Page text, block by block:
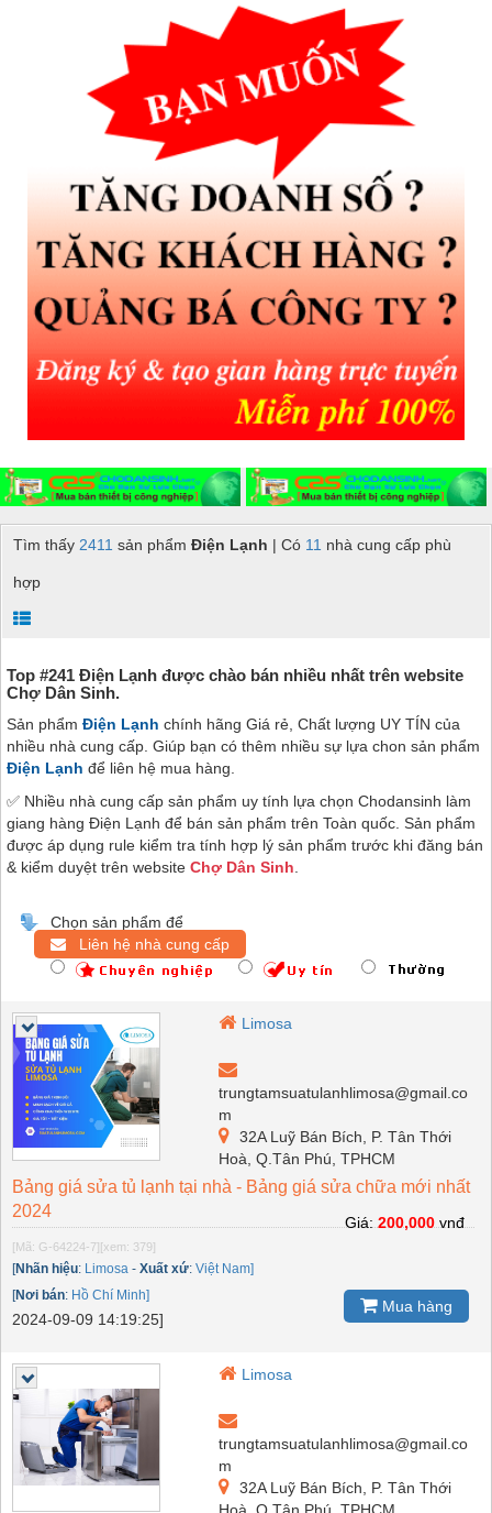
Tìm thấy 2411 sản phẩm Điện Lạnh | Có 11 nhà cung cấp phù
hợp
Top #241 Điện Lạnh được chào bán nhiều nhất trên website
Chợ Dân Sinh.
Sản phẩm Điện Lạnh chính hãng Giá rẻ, Chất lượng UY TÍN của
nhiều nhà cung cấp. Giúp bạn có thêm nhiều sự lựa chon sản phẩm
Điện Lạnh để liên hệ mua hàng.
✅ Nhiều nhà cung cấp sản phẩm uy tính lựa chọn Chodansinh làm
giang hàng Điện Lạnh để bán sản phẩm trên Toàn quốc. Sản phẩm
được áp dụng rule kiểm tra tính hợp lý sản phẩm trước khi đăng bán
& kiểm duyệt trên website Chợ Dân Sinh
Chọn sản phẩm để
Liên hệ nhà cung cấp
Limosa
trungtamsuatulanhlimosa@gmail.co
m
32A Luỹ Bán Bích, P. Tân Thới
Hoà, Q.Tân Phú, TPHCM
Bảng giá sửa tủ lạnh tại nhà - Bảng giá sửa chữa mới nhất
2024
[Mã: G-64224-7][xem: 379]
[Nhãn hiệu: Limosa - Xuất xứ: Việt Nam]
[Nơi bán: Hồ Chí Minh]
2024-09-09 14:19:25]
Giá: 200,000 vnđ
Mua hàng
Limosa
trungtamsuatulanhlimosa@gmail.co
m
32A Luỹ Bán Bích, P. Tân Thới
Hoà, Q.Tân Phú, TPHCM